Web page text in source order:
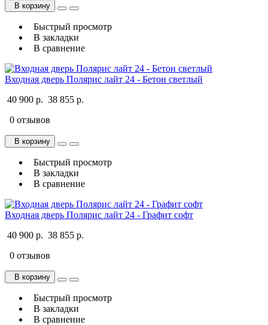
В корзину
Быстрый просмотр
В закладки
В сравнение
Входная дверь Полярис лайт 24 - Бетон светлый
40 900 р. 38 855 р.
0 отзывов
В корзину
Быстрый просмотр
В закладки
В сравнение
Входная дверь Полярис лайт 24 - Графит софт
40 900 р. 38 855 р.
0 отзывов
В корзину
Быстрый просмотр
В закладки
В сравнение